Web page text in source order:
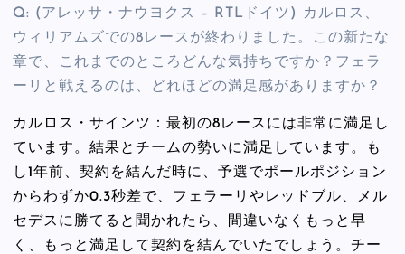
Q: (アレッサ・ナウヨクス – RTLドイツ) カルロス、
ウィリアムズでの8レースが終わりました。この新たな
章で、これまでのところどんな気持ちですか？フェラ
ーリと戦えるのは、どれほどの満足感がありますか？
カルロス・サインツ：最初の8レースには非常に満足し
ています。結果とチームの勢いに満足しています。も
し1年前、契約を結んだ時に、予選でポールポジション
からわずか0.3秒差で、フェラーリやレッドブル、メル
セデスに勝てると聞かれたら、間違いなくもっと早
く、もっと満足して契約を結んでいたでしょう。チー